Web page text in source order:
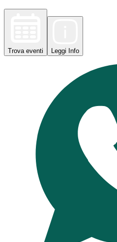
Trova eventi Leggi Info